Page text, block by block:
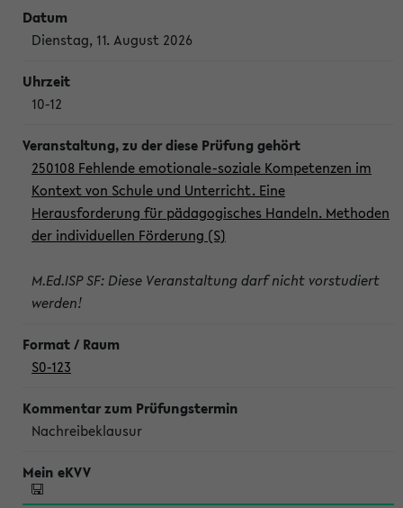
Dienstag, 11. August 2026
10-12
250108 Fehlende emotionale-soziale Kompetenzen im
Kontext von Schule und Unterricht. Eine
Herausforderung für pädagogisches Handeln. Methoden
der individuellen Förderung (S)
M.Ed.ISP SF: Diese Veranstaltung darf nicht vorstudiert
werden!
S0-123
Nachreibeklausur